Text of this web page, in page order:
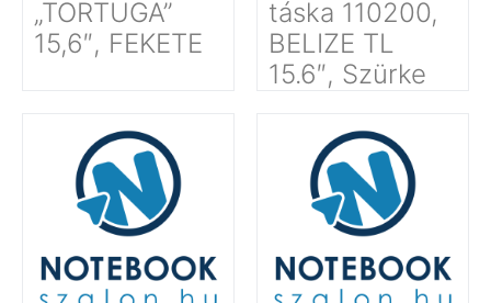
„TORTUGA”
15,6″, FEKETE
táska 110200,
BELIZE TL
15.6″, Szürke